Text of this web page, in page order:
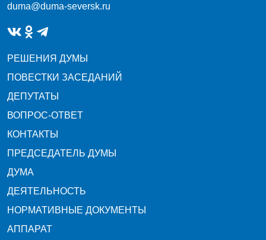
duma@duma-seversk.ru
РЕШЕНИЯ ДУМЫ
ПОВЕСТКИ ЗАСЕДАНИЙ
ДЕПУТАТЫ
ВОПРОС-ОТВЕТ
КОНТАКТЫ
ПРЕДСЕДАТЕЛЬ ДУМЫ
ДУМА
ДЕЯТЕЛЬНОСТЬ
НОРМАТИВНЫЕ ДОКУМЕНТЫ
АППАРАТ